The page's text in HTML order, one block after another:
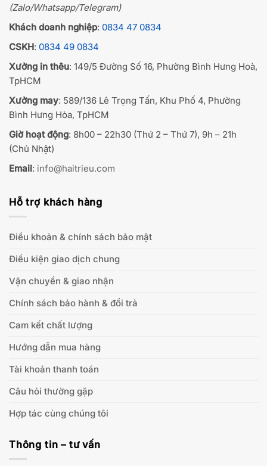
(Zalo/Whatsapp/Telegram)
Khách doanh nghiệp: 0834 47 0834
CSKH: 0834 49 0834
Xưởng in thêu: 149/5 Đường Số 16, Phường Bình Hưng Hoà,
TpHCM
Xưởng may: 589/136 Lê Trọng Tấn, Khu Phố 4, Phường
Bình Hưng Hòa, TpHCM
Giờ hoạt động: 8h00 – 22h30 (Thứ 2 – Thứ 7), 9h – 21h
(Chủ Nhật)
Email: info@haitrieu.com
Hỗ trợ khách hàng
Điều khoản & chính sách bảo mật
Điều kiện giao dịch chung
Vận chuyển & giao nhận
Chính sách bảo hành & đổi trả
Cam kết chất lượng
Hướng dẫn mua hàng
Tài khoản thanh toán
Câu hỏi thường gặp
Hợp tác cùng chúng tôi
Thông tin – tư vấn